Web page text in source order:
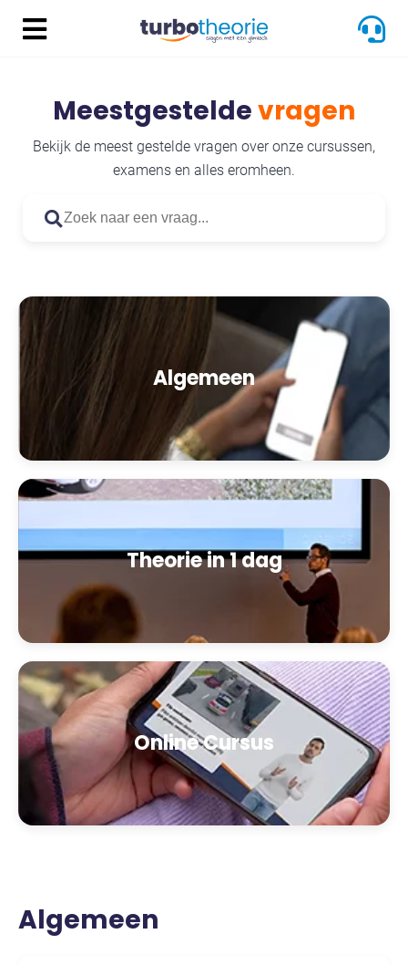
Meestgesteldevragen
Bekijk de meest gestelde vragen over onze cursussen,
examens en alles eromheen.
Algemeen
Theorie in 1 dag
Online Cursus
Algemeen